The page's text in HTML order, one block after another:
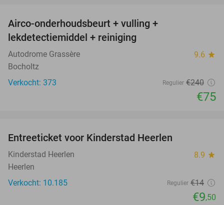
Airco-onderhoudsbeurt + vulling +
lekdetectiemiddel + reiniging
Autodrome Grassère 9.6 star
Bocholtz
Verkocht: 373
Regulier €240
€75
Entreeticket voor Kinderstad Heerlen
Kinderstad Heerlen 8.9 star
Heerlen
Verkocht: 10.185
Regulier €14
€9,50